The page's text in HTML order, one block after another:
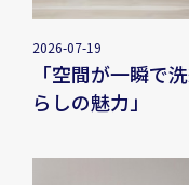
2026-07-19
「空間が一瞬で
らしの魅力」